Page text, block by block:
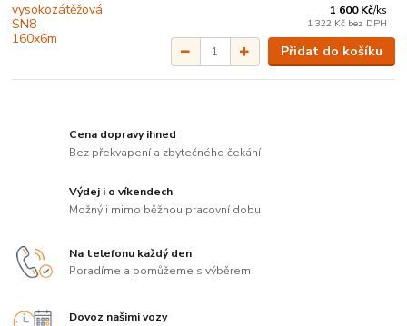
1 600 Kč/ks
1 322 Kč bez DPH
Přidat do košíku
Cena dopravy ihned
Bez překvapení a zbytečného čekání
Výdej i o víkendech
Možný i mimo běžnou pracovní dobu
Na telefonu každý den
Poradíme a pomůžeme s výběrem
Dovoz našimi vozy